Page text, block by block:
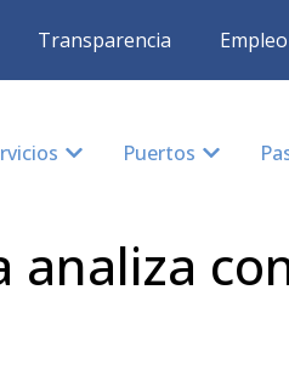
Transparencia
Puertos